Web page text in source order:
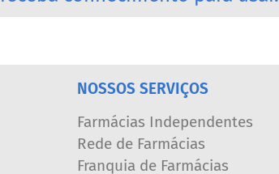
NOSSOS SERVIÇOS
Farmácias Independentes
Rede de Farmácias
Franquia de Farmácias